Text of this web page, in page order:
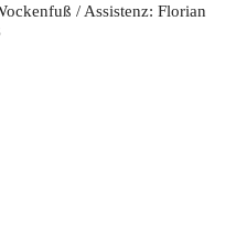
/ Assistenz: Florian